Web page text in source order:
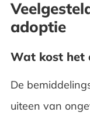
adoptie
Wat kost het
De
uiteen van